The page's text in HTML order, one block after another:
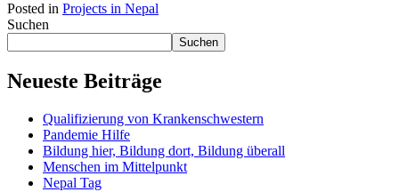
Posted in Projects in Nepal
Suchen
Suchen
Neueste Beiträge
Qualifizierung von Krankenschwestern
Pandemie Hilfe
Bildung hier, Bildung dort, Bildung überall
Menschen im Mittelpunkt
Nepal Tag